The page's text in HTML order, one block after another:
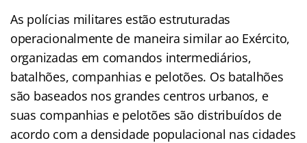
As polícias militares estão estruturadas
operacionalmente de maneira similar ao Exército,
organizadas em comandos intermediários,
batalhões, companhias e pelotões. Os batalhões
são baseados nos grandes centros urbanos, e
suas companhias e pelotões são distribuídos de
acordo com a densidade populacional nas cidades